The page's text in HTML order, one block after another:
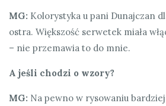
MG: Kolorystyka u pani Dunajczan
ostra. Większość serwetek miała
– nie przemawia to do mnie.
A jeśli chodzi o wzory?
MG: Na pewno w rysowaniu